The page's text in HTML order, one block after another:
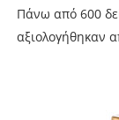
Πάνω από 600
αξιολογήθηκαν